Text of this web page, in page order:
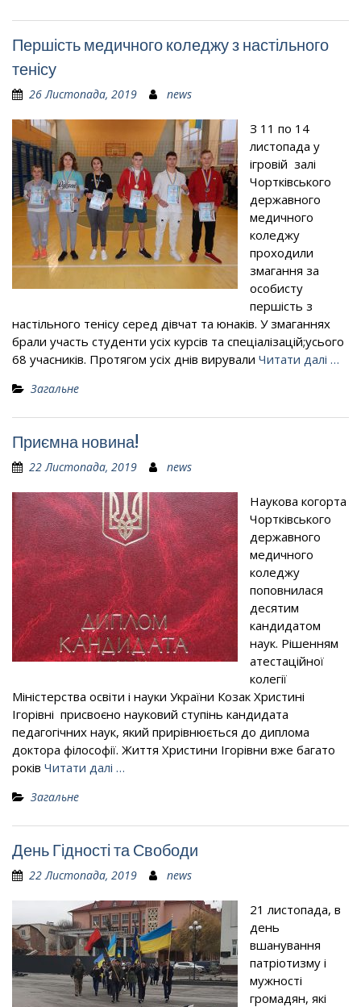
Першість медичного коледжу з настільного
тенісу
26 Листопада, 2019 news
З 11 по 14
листопада у
ігровій залі
Чортківського
державного
медичного
коледжу
проходили
змагання за
особисту
першість з
настільного тенісу серед дівчат та юнаків. У змаганнях
брали участь студенти усіх курсів та спеціалізацій;усього
68 учасників. Протягом усіх днів вирували Читати далі …
Загальне
Приємна новина!
22 Листопада, 2019 news
Наукова когорта
Чортківського
державного
медичного
коледжу
поповнилася
десятим
кандидатом
наук. Рішенням
атестаційної
колегії
Міністерства освіти і науки України Козак Христині
Ігорівні присвоєно науковий ступінь кандидата
педагогічних наук, який прирівнюється до диплома
доктора філософії. Життя Христини Ігорівни вже багато
років Читати далі …
Загальне
День Гідності та Свободи
22 Листопада, 2019 news
21 листопада, в
день
вшанування
патріотизму і
мужності
громадян, які